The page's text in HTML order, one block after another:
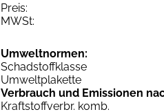
Preis:
MWSt:
Umweltnormen:
Schadstoffklasse
Umweltplakette
Verbrauch und Emissionen
Kraftstoffverbr. komb.